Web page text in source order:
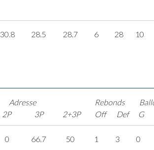
30.8 28.5 28.7 6 28 10
Adresse
2P 3P 2+3P
Rebonds
Off
Def
G
0 66.7 50 1 3 0